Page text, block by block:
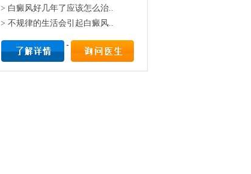
> 白癜风好几年了应该怎么治..
> 不规律的生活会引起白癜风..